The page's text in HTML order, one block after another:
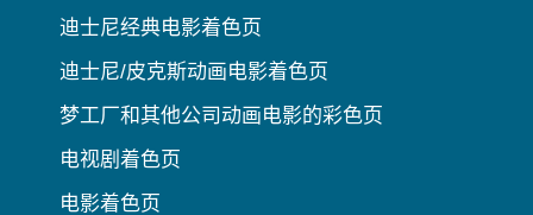
迪士尼经典电影着色页
迪士尼/皮克斯动画电影着色页
梦工厂和其他公司动画电影的彩色页
电视剧着色页
电影着色页